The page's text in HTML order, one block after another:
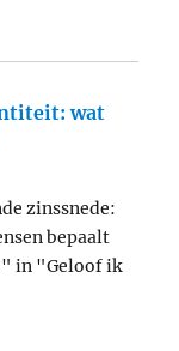
wat
zinssnede:
bepaalt
in "Geloof ik